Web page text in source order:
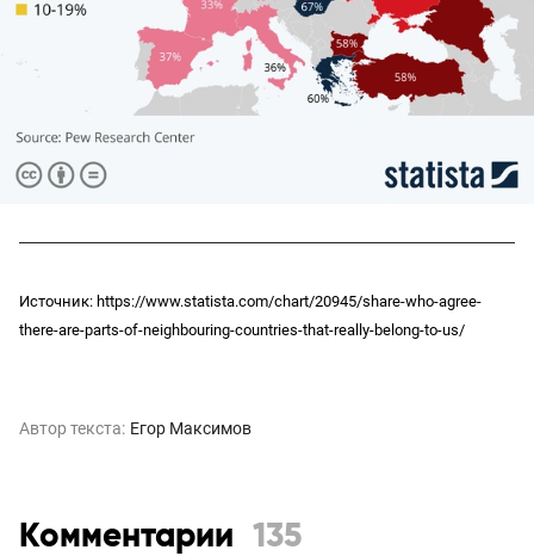
Источник: https://www.statista.com/chart/20945/share-who-agree-
there-are-parts-of-neighbouring-countries-that-really-belong-to-us/
Автор текста: Егор Максимов
Комментарии 135